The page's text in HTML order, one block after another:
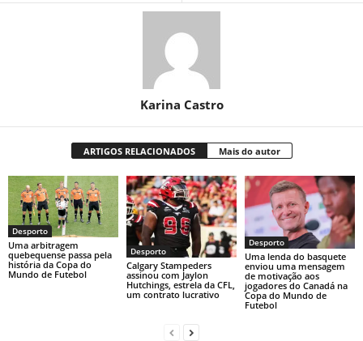
Karina Castro
ARTIGOS RELACIONADOS Mais do autor
Desporto
Uma arbitragem
quebequense passa pela
história da Copa do
Mundo de Futebol
Desporto
Calgary Stampeders
assinou com Jaylon
Hutchings, estrela da CFL,
um contrato lucrativo
Desporto
Uma lenda do basquete
enviou uma mensagem
de motivação aos
jogadores do Canadá na
Copa do Mundo de
Futebol